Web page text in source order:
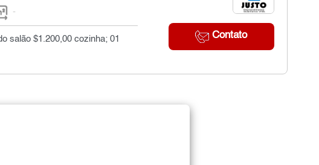
Contato
-
salão $1.200,00 cozinha; 01